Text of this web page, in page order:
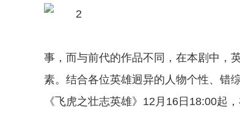
事，而与前代的作品不同，在本剧中，
素。结合各位英雄迥异的人物个性、错
《飞虎之壮志英雄》12月16日18:00起